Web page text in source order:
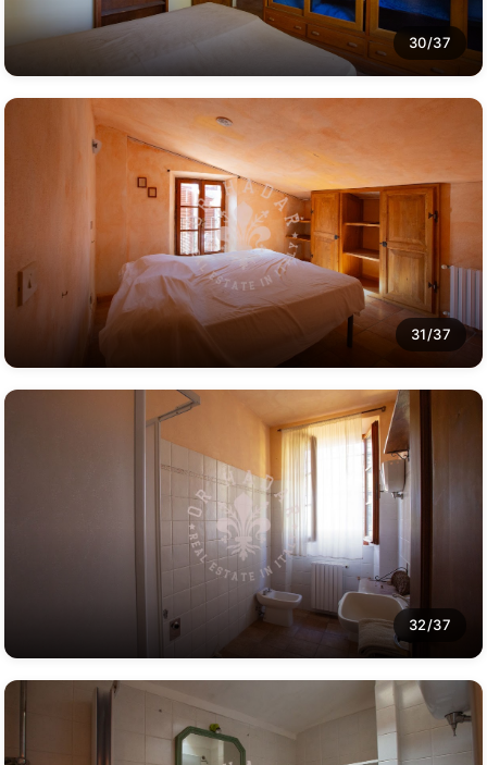
30/37
31/37
32/37